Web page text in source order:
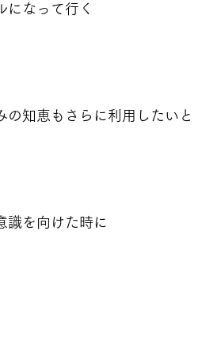
になって行く
知恵もさらに利用したいと
識を向けた時に